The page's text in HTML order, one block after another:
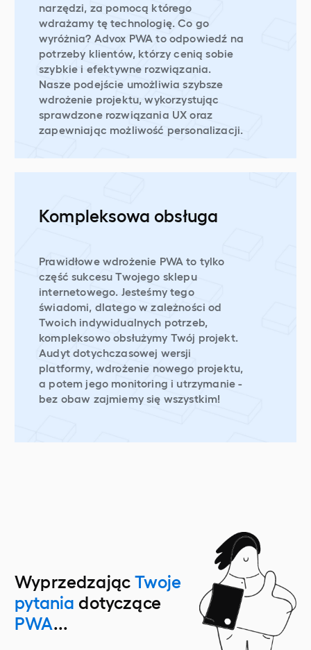
narzędzi, za pomocą którego
wdrażamy tę technologię. Co go
wyróżnia? Advox PWA to odpowiedź na
potrzeby klientów, którzy cenią sobie
szybkie i efektywne rozwiązania.
Nasze podejście umożliwia szybsze
wdrożenie projektu, wykorzystując
sprawdzone rozwiązania UX oraz
zapewniając możliwość personalizacji.
Kompleksowa obsługa
Prawidłowe wdrożenie PWA to tylko
część sukcesu Twojego sklepu
internetowego. Jesteśmy tego
świadomi, dlatego w zależności od
Twoich indywidualnych potrzeb,
kompleksowo obsłużymy Twój projekt.
Audyt dotychczasowej wersji
platformy, wdrożenie nowego projektu,
a potem jego monitoring i utrzymanie -
bez obaw zajmiemy się wszystkim!
WyprzedzającTwoje
pytania dotyczące
PWA...